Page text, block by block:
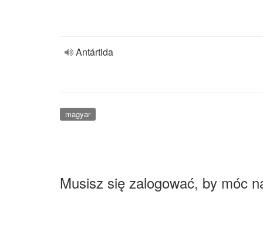
Antártida
magyar
Musisz się zalogować, by móc